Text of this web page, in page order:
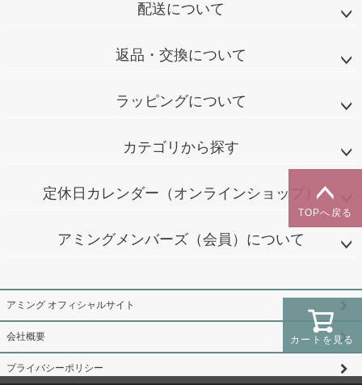
カートを見る
TOPへ戻る
配送について
返品・交換について
ラッピングについて
カテゴリから探す
定休日カレンダー（オンラインショップ）
アミングメンバーズ（会員）について
アミング オフィシャルサイト
会社概要
プライバシーポリシー